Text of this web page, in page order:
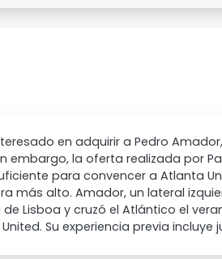
en adquirir a Pedro
embargo, la oferta realizada por
para convencer a Atlanta
más alto. Amador, un lateral
Lisboa y cruzó el Atlántico el
Su experiencia previa incluye